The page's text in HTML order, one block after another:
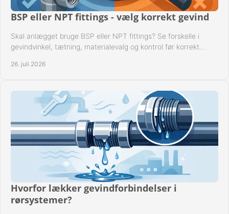
BSP eller NPT fittings - vælg korrekt gevind
Skal anlægget bruge BSP eller NPT fittings? Se forskelle i
gevindvinkel, tætning, materialevalg og kontrol før korrekt
26. juli 2026
Hvorfor lækker gevindforbindelser i
rørsystemer?